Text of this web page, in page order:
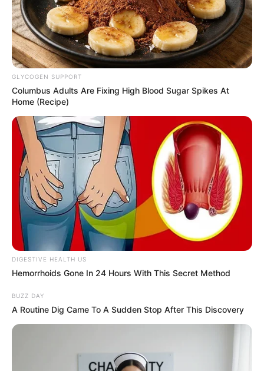
GLYCOGEN SUPPORT
Columbus Adults Are Fixing High Blood Sugar Spikes At
Home (Recipe)
DIGESTIVE HEALTH US
Hemorrhoids Gone In 24 Hours With This Secret Method
BUZZ DAY
A Routine Dig Came To A Sudden Stop After This Discovery